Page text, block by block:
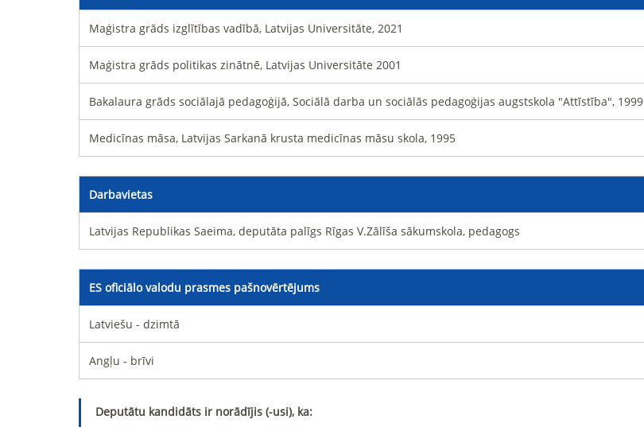
Maģistra grāds izglītības vadībā, Latvijas Universitāte, 2021
Maģistra grāds politikas zinātnē, Latvijas Universitāte 2001
Bakalaura grāds sociālajā pedagoģijā, Sociālā darba un sociālās pedagoģijas augstskola "Attīstība", 1999
Medicīnas māsa, Latvijas Sarkanā krusta medicīnas māsu skola, 1995
Darbavietas
Latvijas Republikas Saeima, deputāta palīgs Rīgas V.Zālīša sākumskola, pedagogs
ES oficiālo valodu prasmes pašnovērtējums
Latviešu - dzimtā
Angļu - brīvi
Deputātu kandidāts ir norādījis (-usi), ka: